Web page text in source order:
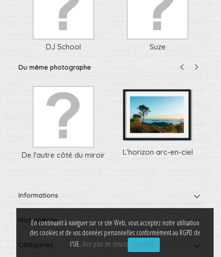
DJ School Suze
Du même photographe
De l'autre côté du miroir L'horizon arc-en-ciel
Informations
Mon compte
Catégories
En continuant à naviguer sur ce site Web, vous acceptez notre utilisation
des cookies et de vos données personnelles conformément au RGPD de
l'UE. Voir plus de détails J'ACCEPTE